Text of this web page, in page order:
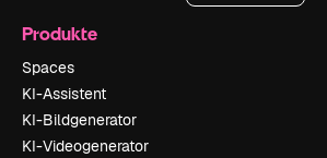
Produkte
Spaces
KI-Assistent
KI-Bildgenerator
KI-Videogenerator